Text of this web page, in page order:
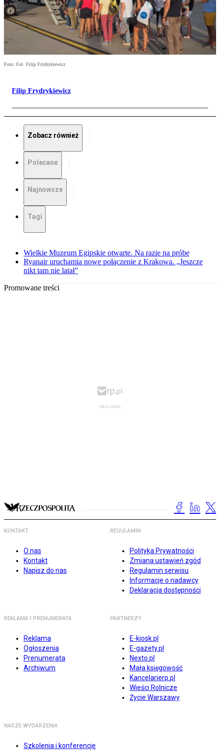
Foto: Fot. Filip Frydrykiewicz
Filip Frydrykiewicz
Zobacz również
Polecane
Najnowsze
Tagi
Wielkie Muzeum Egipskie otwarte. Na razie na próbę
Ryanair uruchamia nowe połączenie z Krakowa. „Jeszcze
nikt tam nie latał”
Promowane treści
KONTAKT
O nas
Kontakt
Napisz do nas
REGULAMIN
Polityka Prywatności
Zmiana ustawień zgód
Regulamin serwisu
Informacje o nadawcy
Deklaracja dostępności
REKLAMA I PRENUMERATA
Reklama
Ogłoszenia
Prenumerata
Archiwum
PARTNERZY
E-kiosk.pl
E-gazety.pl
Nexto.pl
Mała księgowość
Kancelarierp.pl
Wieści Rolnicze
Życie Warszawy
NASZE WYDARZENIA
Szkolenia i konferencje